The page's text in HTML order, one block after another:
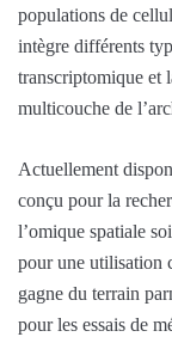
populations de
intègre différents
transcriptomique et
multicouche de
Actuellement
conçu pour la
l’omique spatiale
pour une utilisation
gagne du terrain
pour les essais de